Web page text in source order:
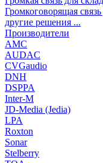
Громкоговорящая
другие решения ...
Производители
AMC
AUDAC
CVGaudio
DNH
DSPPA
Inter-M
JD-Media (Jedia)
LPA
Roxton
Sonar
Stelberry